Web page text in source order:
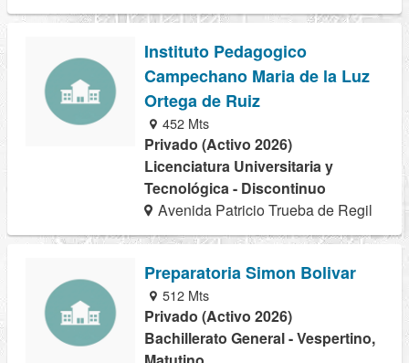
Instituto Pedagogico
Campechano Maria de la Luz
Ortega de Ruiz
452 Mts
Privado (Activo 2026)
Licenciatura Universitaria y
Tecnológica - Discontinuo
Avenida Patricio Trueba de Regil
Preparatoria Simon Bolivar
512 Mts
Privado (Activo 2026)
Bachillerato General - Vespertino,